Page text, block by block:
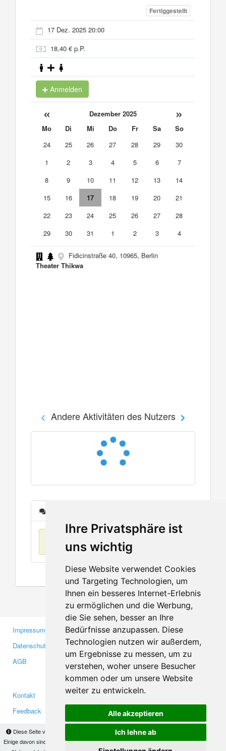
Ihre Privatsphäre ist
uns wichtig
Diese Website verwendet Cookies
und Targeting Technologien, um
Ihnen ein besseres Internet-Erlebnis
zu ermöglichen und die Werbung,
die Sie sehen, besser an Ihre
Bedürfnisse anzupassen. Diese
Technologien nutzen wir außerdem,
um Ergebnisse zu messen, um zu
verstehen, woher unsere Besucher
kommen oder um unsere Website
weiter zu entwickeln.
Alle akzeptieren
Ich lehne ab
Diese Seite verwendet Cookies, um Informationen auf Ihrem Computer zu speichern.
Einige davon sind notwendig, damit unsere Seite funktioniert, andere helfen uns dabei, das
Fertiggestellt
17 Dez. 2025 20:00
18,40 € p.P.
Anmelden
« Dezember 2025 »
Mo Di Mi Do Fr Sa
So
24
25 26 27 28 29
30
1
2 3 4 5 6
7
8
9 10 11 12 13
14
15
16 17 18 19 20
21
22
23 24 25 26 27
28
29
30 31 1 2 3 4
Fidicinstraße 40, 10965, Berlin
Theater Thikwa
Andere Aktivitäten des Nutzers
Keine Einträge
Impressum
Datenschutzerklärung
AGB
Gewerbetreibende
Investoren
Medien
Kontakt
Feedback
Facebook
Twitter
YouTube
Google+